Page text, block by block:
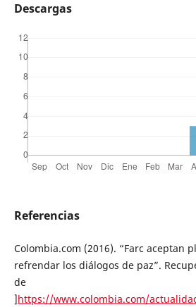
Descargas
Referencias
Colombia.com (2016). “Farc aceptan
refrendar los diálogos de paz”.
de
]https://www.colombia.com/